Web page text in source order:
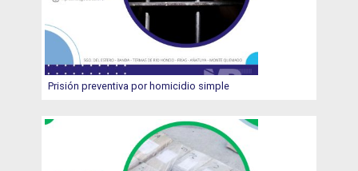
Prisión preventiva por homicidio simple